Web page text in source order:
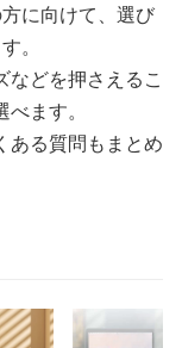
に向けて、選び
。
などを押さえるこ
ます。
ある質問もまとめ